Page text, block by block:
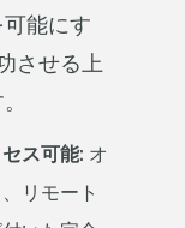
能にす
させる上
ス可能: オ
リモート